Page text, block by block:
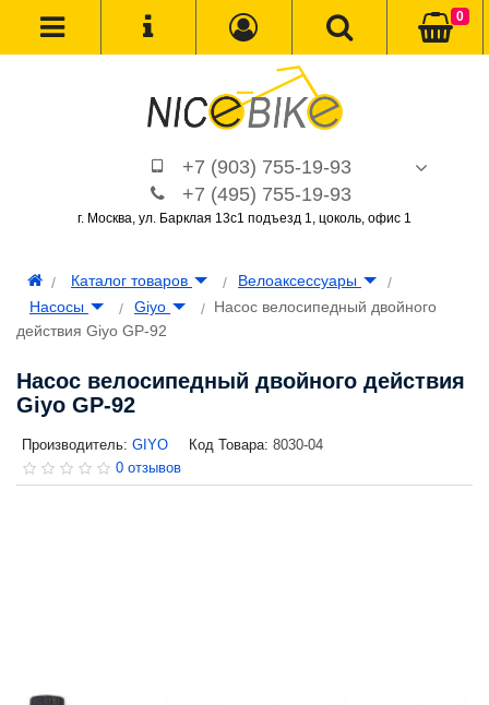
+7 (903) 755-19-93
+7 (495) 755-19-93
г. Москва, ул. Барклая 13с1 подъезд 1, цоколь, офис 1
0
Каталог товаров
Велоаксессуары
Насосы
Giyo
Насос велосипедный двойного
действия Giyo GP-92
Насос велосипедный двойного действия
Giyo GP-92
Производитель: GIYO Код Товара: 8030-04
0 отзывов